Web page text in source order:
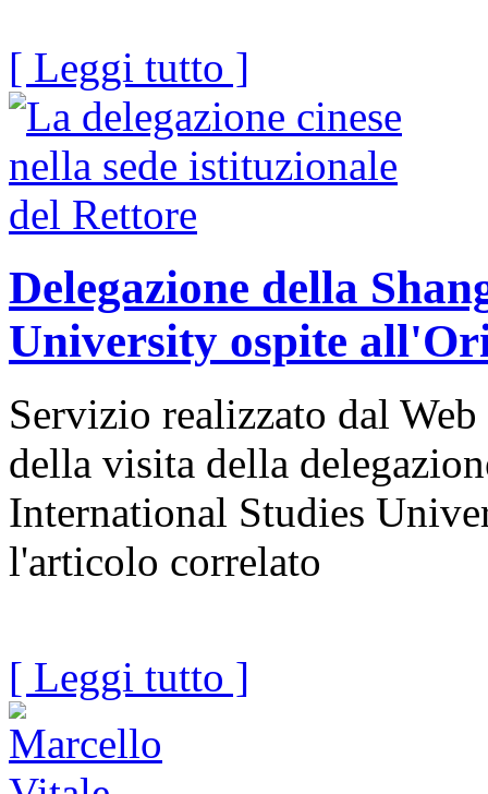
[ Leggi tutto ]
Delegazione della
University ospite
Servizio realizzato dal
della visita della
International Studies
l'articolo correlato
[ Leggi tutto ]